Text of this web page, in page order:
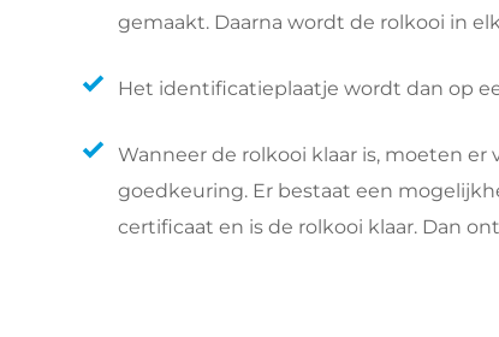
gemaakt. Daarna wordt de rolkooi in
Het identificatieplaatje wordt dan op
Wanneer de rolkooi klaar is, moeten
goedkeuring. Er bestaat een
certificaat en is de rolkooi klaar. Dan